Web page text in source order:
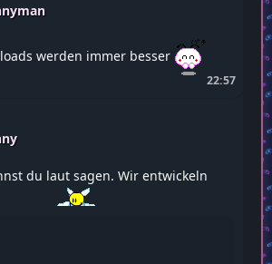
werden immer besser
22:57
du laut sagen. Wir entwickeln